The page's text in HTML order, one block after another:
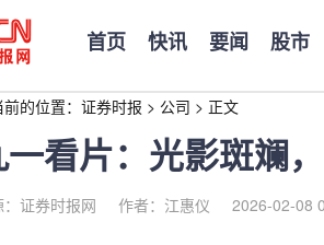
首页 快讯 要闻 股市
的位置： 证券时报 > 公司 > 正文
一看片：光影斑斓
：证券时报网 作者：江惠仪 2026-02-08